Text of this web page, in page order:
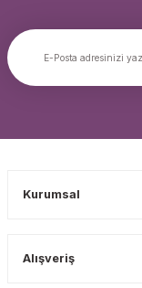
Kurumsal
Alışveriş